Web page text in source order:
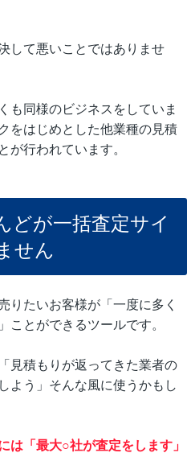
して悪いことではありませ
も同様のビジネスをしていま
をはじめとした他業種の見積
が行われています。
どが一括査定サイ
せん
りたいお客様が「一度に多く
ことができるツールです。
見積もりが返ってきた業者の
よう」そんな風に使うかもし
は「最大○社が査定をします」